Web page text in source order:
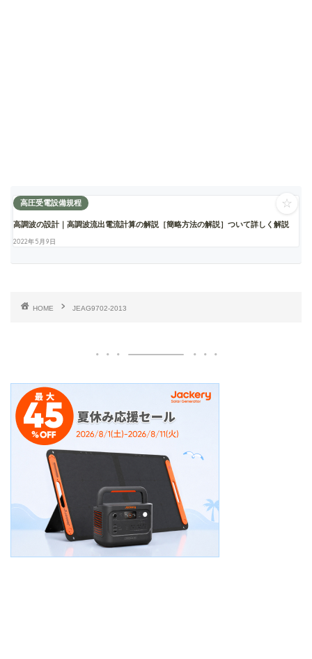
高圧受電設備規程
高調波の設計｜高調波流出電流計算の解説［簡略方法の解説］ついて詳しく解説
2022年5月9日
☆
HOME JEAG9702-2013